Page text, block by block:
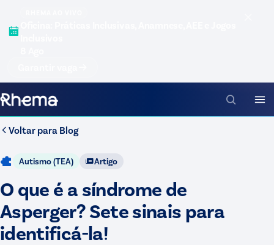
Voltar para Blog
Autismo (TEA) Artigo
O que é a síndrome de
Asperger? Sete sinais para
identificá-la!